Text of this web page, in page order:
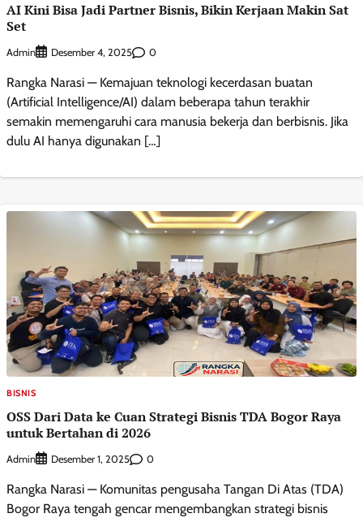
AI Kini Bisa Jadi Partner Bisnis, Bikin Kerjaan Makin Sat
Set
Admin Desember 4, 2025 0
Rangka Narasi — Kemajuan teknologi kecerdasan buatan
(Artificial Intelligence/AI) dalam beberapa tahun terakhir
semakin memengaruhi cara manusia bekerja dan berbisnis. Jika
dulu AI hanya digunakan […]
BISNIS
OSS Dari Data ke Cuan Strategi Bisnis TDA Bogor Raya
untuk Bertahan di 2026
Admin Desember 1, 2025 0
Rangka Narasi — Komunitas pengusaha Tangan Di Atas (TDA)
Bogor Raya tengah gencar mengembangkan strategi bisnis